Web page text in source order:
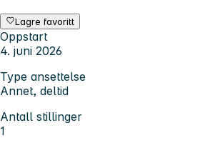
Lagre favoritt
Oppstart
4. juni 2026
Type ansettelse
Annet, deltid
Antall stillinger
1